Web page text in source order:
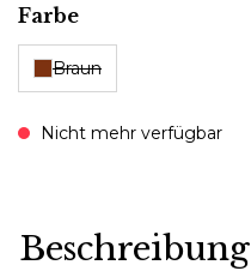
Farbeauswählen
Braun
Nicht mehr verfügbar
Beschreibung